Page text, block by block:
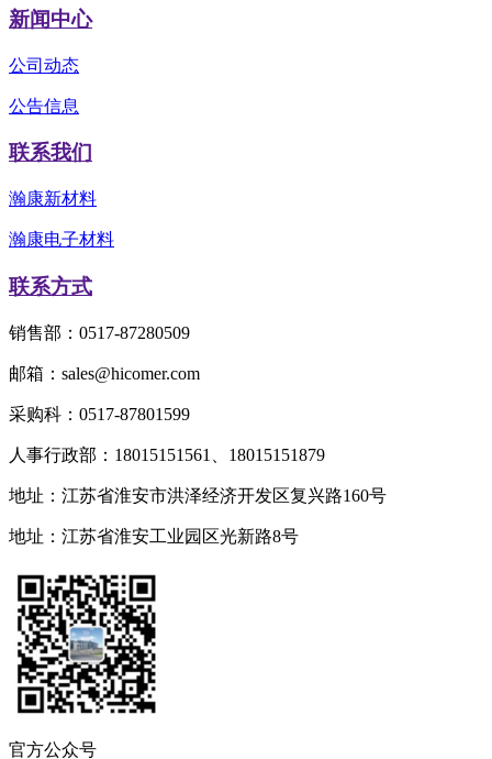
新闻中心
公司动态
公告信息
联系我们
瀚康新材料
瀚康电子材料
联系方式
销售部：0517-87280509
邮箱：sales@hicomer.com
采购科：0517-87801599
人事行政部：18015151561、18015151879
地址：江苏省淮安市洪泽经济开发区复兴路160号
地址：江苏省淮安工业园区光新路8号
官方公众号